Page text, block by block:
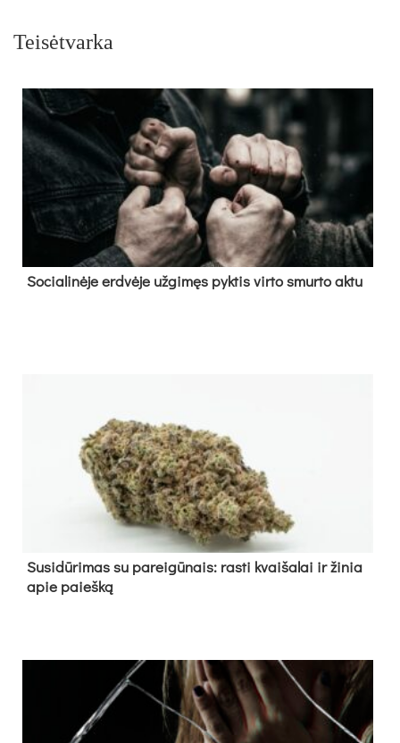
Teisėtvarka
So­cia­li­nė­je erd­vė­je už­gi­męs pyk­tis vir­to smur­to ak­tu
Su­si­dū­ri­mas su pa­rei­gū­nais: ras­ti kvai­ša­lai ir ži­nia
apie paieš­ką